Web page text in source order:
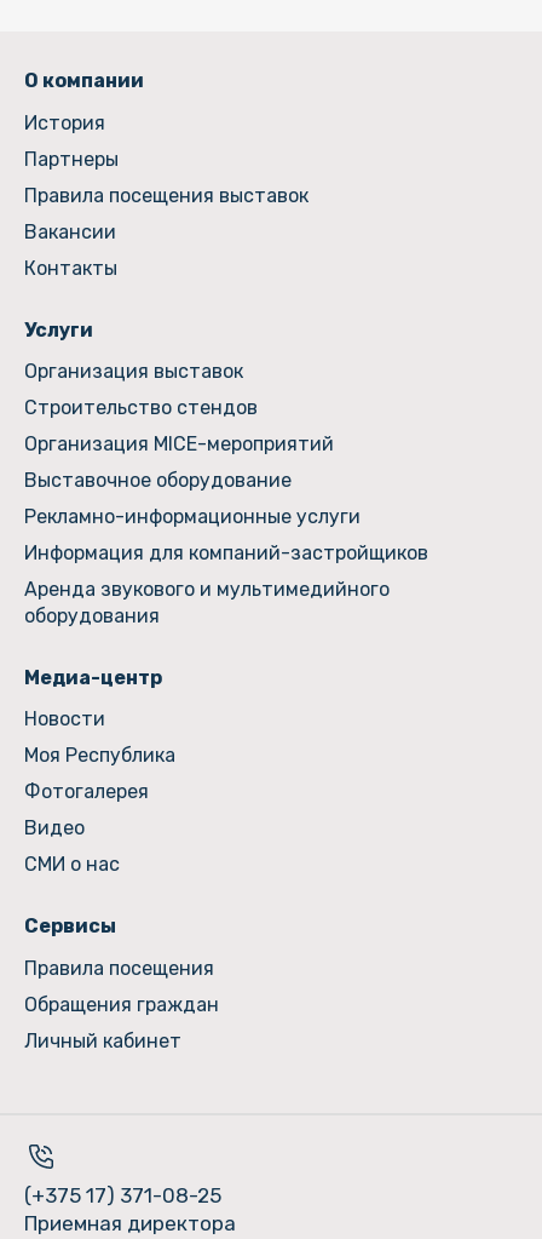
О компании
История
Партнеры
Правила посещения выставок
Вакансии
Контакты
Услуги
Организация выставок
Строительство стендов
Организация MICE-мероприятий
Выставочное оборудование
Рекламно-информационные услуги
Информация для компаний-застройщиков
Аренда звукового и мультимедийного
оборудования
Медиа-центр
Новости
Моя Республика
Фотогалерея
Видео
СМИ о нас
Сервисы
Правила посещения
Обращения граждан
Личный кабинет
(+375 17) 371-08-25
Приемная директора